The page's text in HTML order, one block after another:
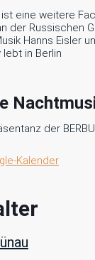
eine weitere
der Russischen
Hanns Eisler
lebt in Berlin
der
Kalender